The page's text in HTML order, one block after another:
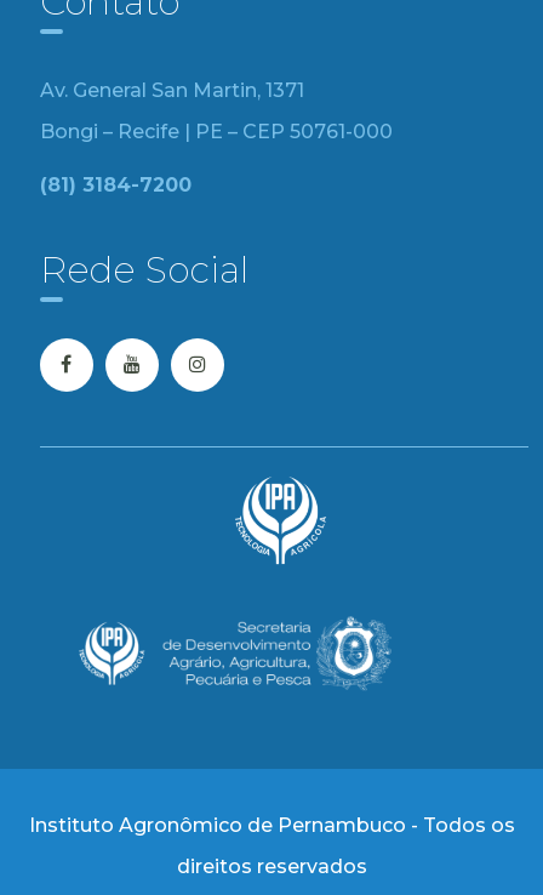
Av. General San Martin, 1371
Bongi – Recife | PE – CEP 50761-000
(81) 3184-7200
Rede Social
Instituto Agronômico de Pernambuco - Todos os
direitos reservados